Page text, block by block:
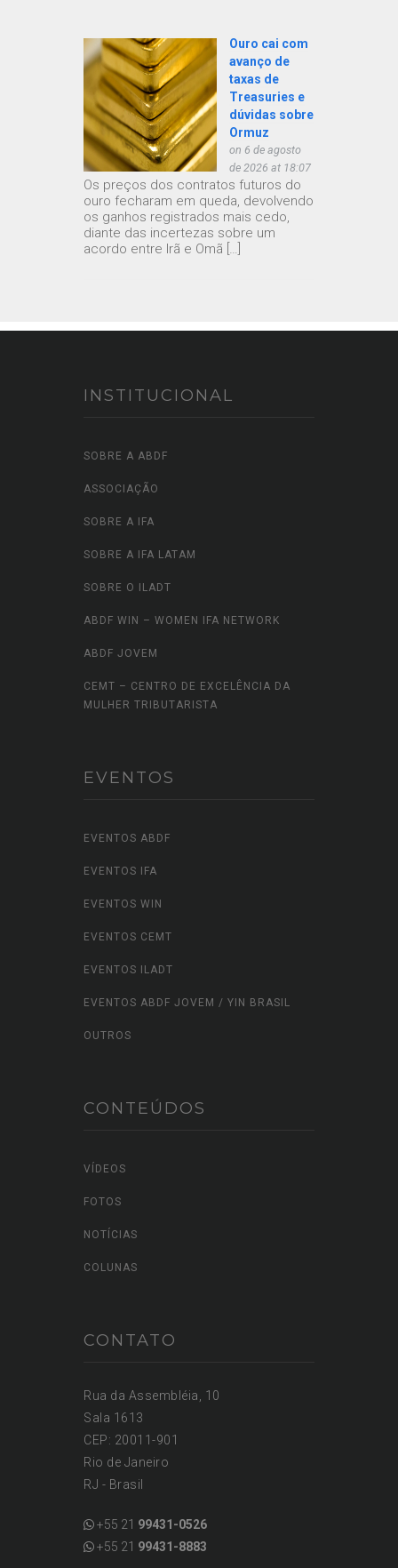
Ouro cai com
avanço de
taxas de
Treasuries e
dúvidas sobre
Ormuz
on 6 de agosto
de 2026 at 18:07
Os preços dos contratos futuros do
ouro fecharam em queda, devolvendo
os ganhos registrados mais cedo,
diante das incertezas sobre um
acordo entre Irã e Omã […]
INSTITUCIONAL
SOBRE A ABDF
ASSOCIAÇÃO
SOBRE A IFA
SOBRE A IFA LATAM
SOBRE O ILADT
ABDF WIN – WOMEN IFA NETWORK
ABDF JOVEM
CEMT – CENTRO DE EXCELÊNCIA DA
MULHER TRIBUTARISTA
EVENTOS
EVENTOS ABDF
EVENTOS IFA
EVENTOS WIN
EVENTOS CEMT
EVENTOS ILADT
EVENTOS ABDF JOVEM / YIN BRASIL
OUTROS
CONTEÚDOS
VÍDEOS
FOTOS
NOTÍCIAS
COLUNAS
CONTATO
Rua da Assembléia, 10
Sala 1613
CEP: 20011-901
Rio de Janeiro
RJ - Brasil
+55 21 99431-0526
+55 21 99431-8883